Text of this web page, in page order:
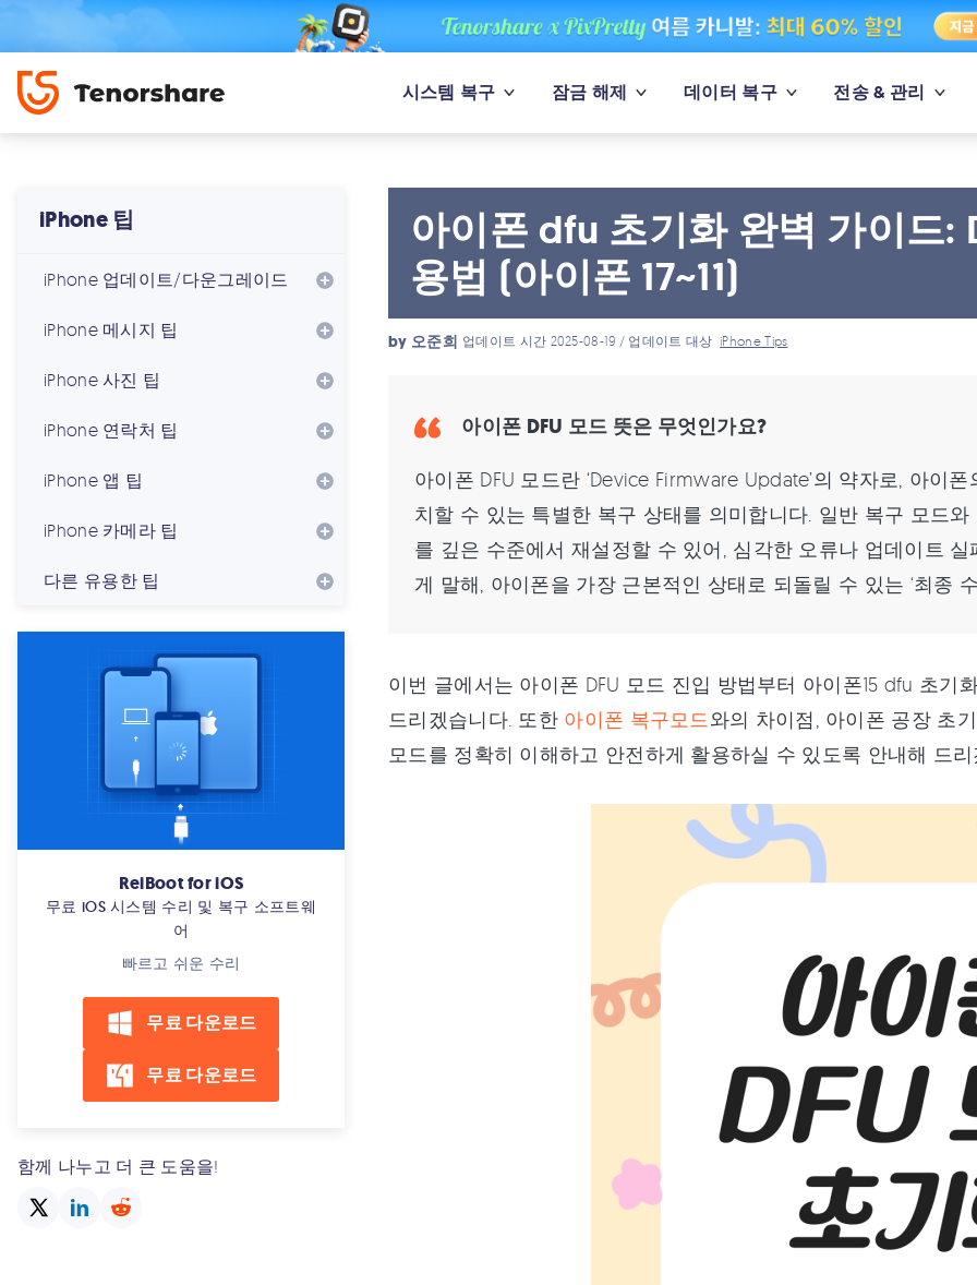
시스템 복구 잠금 해제 데이터 복구 전송 & 관리
iPhone 팁
iPhone 업데이트/다운그레이드
iPhone 메시지 팁
iPhone 사진 팁
iPhone 연락처 팁
iPhone 앱 팁
iPhone 카메라 팁
다른 유용한 팁
ReiBoot for iOS
무료 iOS 시스템 수리 및 복구 소프트웨
어
빠르고 쉬운 수리
무료 다운로드
무료 다운로드
함께 나누고 더 큰 도움을!
아이폰 dfu 초기화 완벽 가이드:
용법 (아이폰 17~11)
by 오준희 업데이트 시간 2025-08-19 / 업데이트 대상iPhone Tips
아이폰 DFU 모드 뜻은 무엇인가요?
아이폰 DFU 모드란 ‘Device Firmware Update’의 약자로, 아이
치할 수 있는 특별한 복구 상태를 의미합니다. 일반 복구 모드
를 깊은 수준에서 재설정할 수 있어, 심각한 오류나 업데이트
게 말해, 아이폰을 가장 근본적인 상태로 되돌릴 수 있는 ‘최종
이번 글에서는 아이폰 DFU 모드 진입 방법부터 아이폰15 dfu 초
드리겠습니다. 또한 아이폰 복구모드 와의 차이점, 아이폰 공장 초
모드를 정확히 이해하고 안전하게 활용하실 수 있도록 안내해 드